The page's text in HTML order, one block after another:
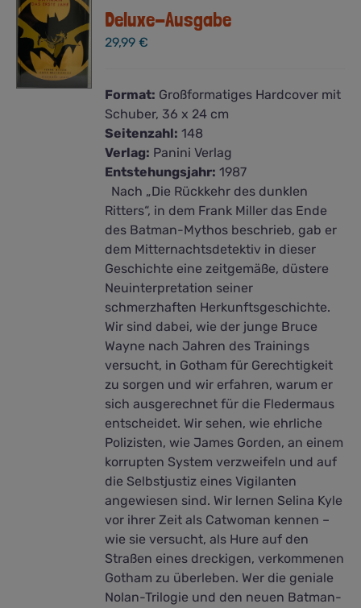
Deluxe-Ausgabe
29,99€
Format: Großformatiges Hardcover mit
Schuber, 36 x 24 cm
Seitenzahl: 148
Verlag: Panini Verlag
Entstehungsjahr: 1987
Nach „Die Rückkehr des dunklen
Ritters“, in dem Frank Miller das Ende
des Batman-Mythos beschrieb, gab er
dem Mitternachtsdetektiv in dieser
Geschichte eine zeitgemäße, düstere
Neuinterpretation seiner
schmerzhaften Herkunftsgeschichte.
Wir sind dabei, wie der junge Bruce
Wayne nach Jahren des Trainings
versucht, in Gotham für Gerechtigkeit
zu sorgen und wir erfahren, warum er
sich ausgerechnet für die Fledermaus
entscheidet. Wir sehen, wie ehrliche
Polizisten, wie James Gorden, an einem
korrupten System verzweifeln und auf
die Selbstjustiz eines Vigilanten
angewiesen sind. Wir lernen Selina Kyle
vor ihrer Zeit als Catwoman kennen –
wie sie versucht, als Hure auf den
Straßen eines dreckigen, verkommenen
Gotham zu überleben. Wer die geniale
Nolan-Trilogie und den neuen Batman-